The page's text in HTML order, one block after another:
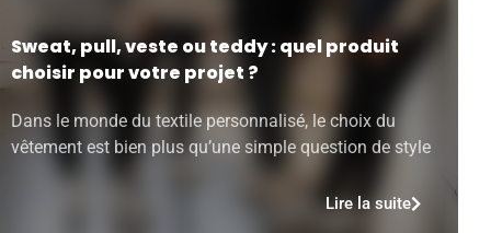
Sweat, pull, veste ou teddy : quel produit
choisir pour votre projet ?
Dans le monde du textile personnalisé, le choix du
vêtement est bien plus qu’une simple question de style
Lire la suite